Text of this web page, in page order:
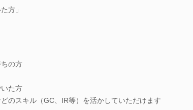
方」
の方
た方
のスキル（GC、IR等）を活かしていただけます